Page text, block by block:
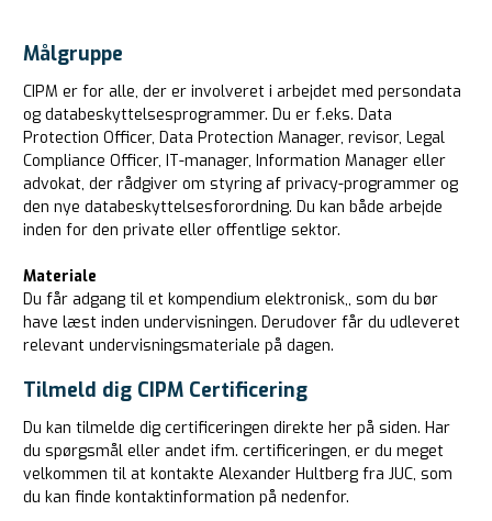
Målgruppe
CIPM er for alle, der er involveret i arbejdet med persondata
og databeskyttelsesprogrammer. Du er f.eks. Data
Protection Officer, Data Protection Manager, revisor, Legal
Compliance Officer, IT-manager, Information Manager eller
advokat, der rådgiver om styring af privacy-programmer og
den nye databeskyttelsesforordning. Du kan både arbejde
inden for den private eller offentlige sektor.
Materiale
Du får adgang til et kompendium elektronisk,, som du bør
have læst inden undervisningen. Derudover får du udleveret
relevant undervisningsmateriale på dagen.
Tilmeld dig CIPM Certificering
Du kan tilmelde dig certificeringen direkte her på siden. Har
du spørgsmål eller andet ifm. certificeringen, er du meget
velkommen til at kontakte Alexander Hultberg fra JUC, som
du kan finde kontaktinformation på nedenfor.